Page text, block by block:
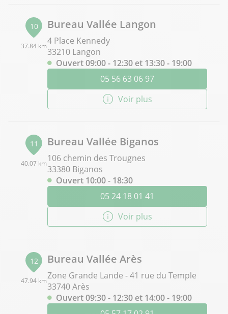
10
37.84 km
Bureau Vallée Langon
4 Place Kennedy
33210 Langon
Ouvert 09:00 - 12:30 et 13:30 - 19:00
05 56 63 06 97
Voir plus
11
40.07 km
Bureau Vallée Biganos
106 chemin des Trougnes
33380 Biganos
Ouvert 10:00 - 18:30
05 24 18 01 41
Voir plus
12
47.94 km
Bureau Vallée Arès
Zone Grande Lande - 41 rue du Temple
33740 Arès
Ouvert 09:30 - 12:30 et 14:00 - 19:00